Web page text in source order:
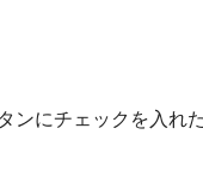
ンにチェックを入れ